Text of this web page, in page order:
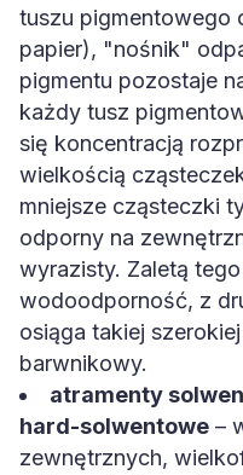
tuszu pigmentowego
papier), "nośnik"
pigmentu pozostaje
każdy tusz
się koncentracją
wielkością
mniejsze cząsteczki
odporny na
wyrazisty. Zaletą
wodoodporność, z
osiąga takiej
barwnikowy.
atramenty
hard-solwentowe –
zewnętrznych,